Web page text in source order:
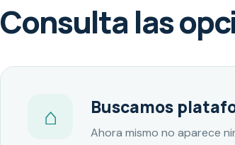
Consulta las
⌂ Buscamos
Ahora mismo no aparece